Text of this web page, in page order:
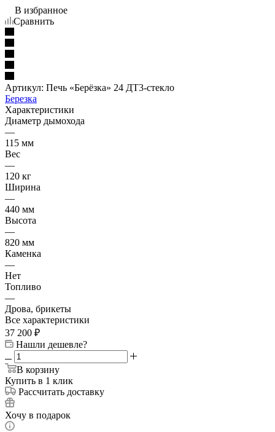
В избранное
Сравнить
Артикул: Печь «Берёзка» 24 ДТ3-стекло
Березка
Характеристики
Диаметр дымохода
—
115 мм
Вес
—
120 кг
Ширина
—
440 мм
Высота
—
820 мм
Каменка
—
Нет
Топливо
—
Дрова, брикеты
Все характеристики
37 200 ₽
Нашли дешевле?
В корзину
Купить в 1 клик
Рассчитать доставку
Хочу в подарок